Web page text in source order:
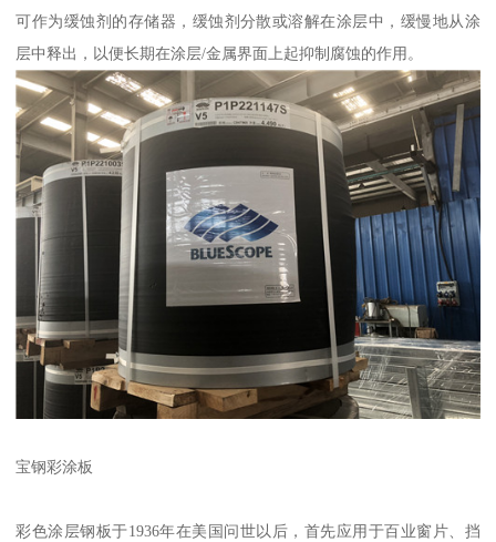
可作为缓蚀剂的存储器，缓蚀剂分散或溶解在涂层中，缓慢地从涂
层中释出，以便长期在涂层/金属界面上起抑制腐蚀的作用。
宝钢彩涂板
彩色涂层钢板于1936年在美国问世以后，首先应用于百业窗片、挡